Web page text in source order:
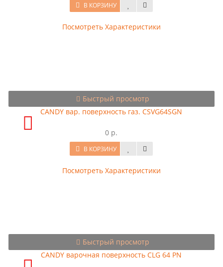
В КОРЗИНУ
Посмотреть Характеристики
Быстрый просмотр
CANDY вар. поверхность газ. CSVG64SGN
0 р.
В КОРЗИНУ
Посмотреть Характеристики
Быстрый просмотр
CANDY варочная поверхность CLG 64 PN